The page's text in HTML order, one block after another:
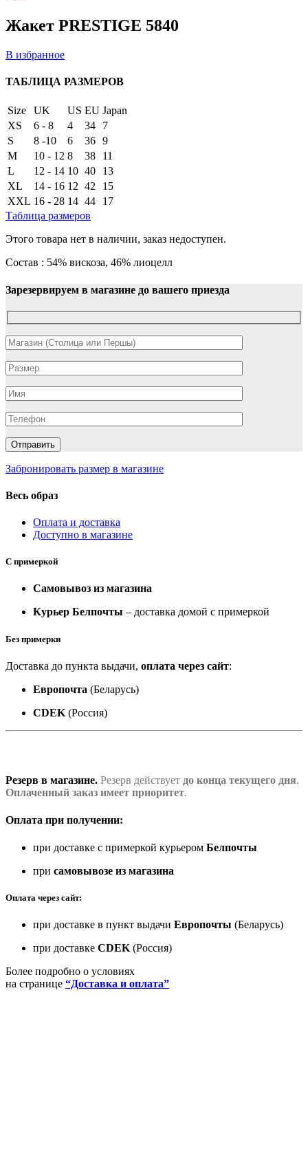
Жакет PRESTIGE 5840
В избранное
ТАБЛИЦА РАЗМЕРОВ
Size UK US EU Japan
XS
6 - 8 4 34
7
S
8 -10 6 36 9
M
10 - 12 8 38
11
L
12 - 14 10 40
13
XL
14 - 16 12 42
15
XXL 16 - 28 14 44
17
Таблица размеров
Этого товара нет в наличии, заказ недоступен.
Состав : 54% вискоза, 46% лиоцелл
Зарезервируем в магазине до вашего приезда
Забронировать размер в магазине
Весь образ
Оплата и доставка
Доступно в магазине
С примеркой
Самовывоз из магазина
Курьер Белпочты – доставка домой с примеркой
Без примерки
Доставка до пункта выдачи, оплата через сайт:
Европочта (Беларусь)
CDEK (Россия)
Резерв в магазине. Резерв действует до конца текущего дня.
Оплаченный заказ имеет приоритет.
Оплата при получении:
при доставке с примеркой курьером Белпочты
при самовывозе из магазина
Оплата через сайт:
при доставке в пункт выдачи Европочты (Беларусь)
при доставке CDEK (Россия)
Более подробно о условиях
на странице “Доставка и оплата”